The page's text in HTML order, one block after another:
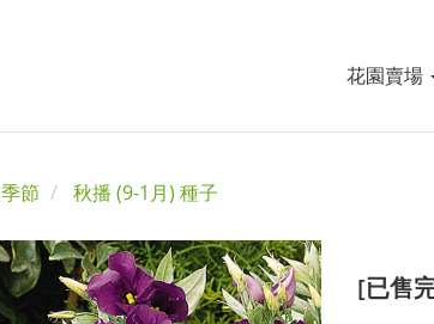
花園賣場
節 秋播 (9-1月) 種子
[已售